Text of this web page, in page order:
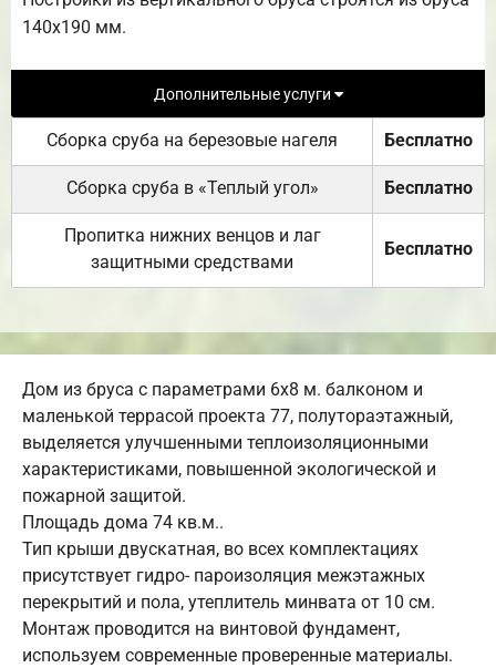
140х190 мм.
Дополнительные услуги
Сборка сруба на березовые нагеля Бесплатно
Сборка сруба в «Теплый угол» Бесплатно
Пропитка нижних венцов и лаг
защитными средствами
Бесплатно
Дом из бруса с параметрами 6х8 м. балконом и
маленькой террасой проекта 77, полутораэтажный,
выделяется улучшенными теплоизоляционными
характеристиками, повышенной экологической и
пожарной защитой.
Площадь дома 74 кв.м..
Тип крыши двускатная, во всех комплектациях
присутствует гидро- пароизоляция межэтажных
перекрытий и пола, утеплитель минвата от 10 см.
Монтаж проводится на винтовой фундамент,
используем современные проверенные материалы.